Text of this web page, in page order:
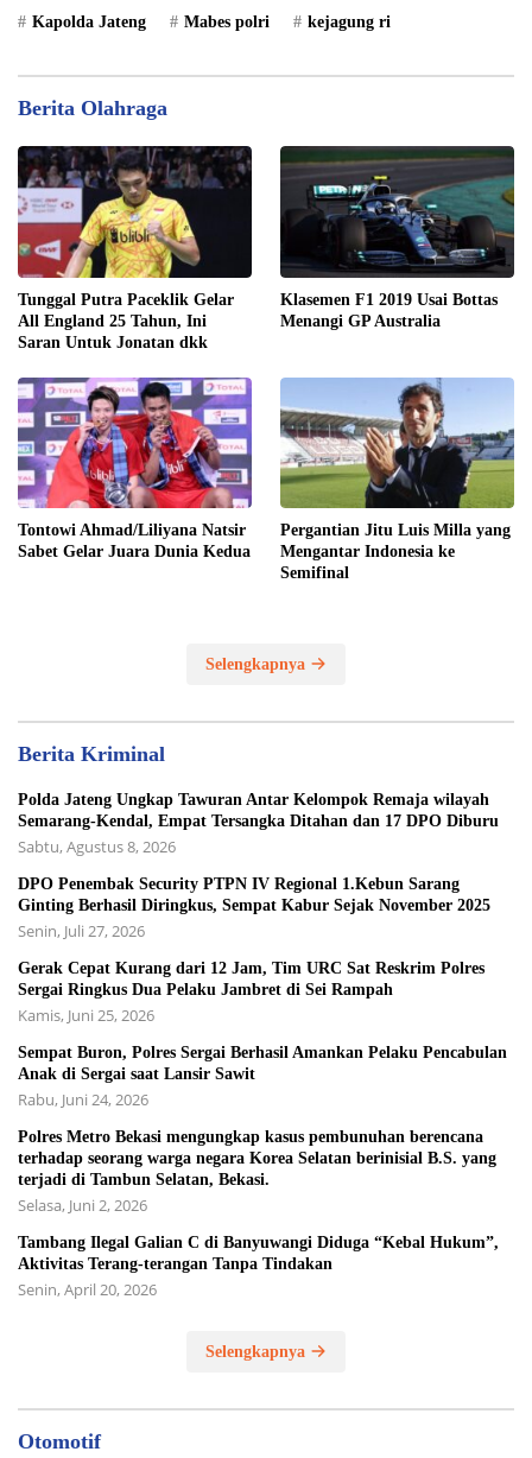
Kapolda Jateng Mabes polri kejagung ri
Berita Olahraga
Tunggal Putra Paceklik Gelar
All England 25 Tahun, Ini
Saran Untuk Jonatan dkk
Klasemen F1 2019 Usai Bottas
Menangi GP Australia
Tontowi Ahmad/Liliyana Natsir
Sabet Gelar Juara Dunia Kedua
Pergantian Jitu Luis Milla yang
Mengantar Indonesia ke
Semifinal
Selengkapnya
Berita Kriminal
Polda Jateng Ungkap Tawuran Antar Kelompok Remaja wilayah
Semarang-Kendal, Empat Tersangka Ditahan dan 17 DPO Diburu
Sabtu, Agustus 8, 2026
DPO Penembak Security PTPN IV Regional 1.Kebun Sarang
Ginting Berhasil Diringkus, Sempat Kabur Sejak November 2025
Senin, Juli 27, 2026
Gerak Cepat Kurang dari 12 Jam, Tim URC Sat Reskrim Polres
Sergai Ringkus Dua Pelaku Jambret di Sei Rampah
Kamis, Juni 25, 2026
Sempat Buron, Polres Sergai Berhasil Amankan Pelaku Pencabulan
Anak di Sergai saat Lansir Sawit
Rabu, Juni 24, 2026
Polres Metro Bekasi mengungkap kasus pembunuhan berencana
terhadap seorang warga negara Korea Selatan berinisial B.S. yang
terjadi di Tambun Selatan, Bekasi.
Selasa, Juni 2, 2026
Tambang Ilegal Galian C di Banyuwangi Diduga “Kebal Hukum”,
Aktivitas Terang-terangan Tanpa Tindakan
Senin, April 20, 2026
Selengkapnya
Otomotif